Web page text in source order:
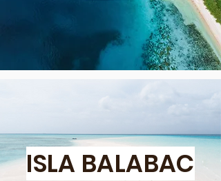
ISLA BALABAC